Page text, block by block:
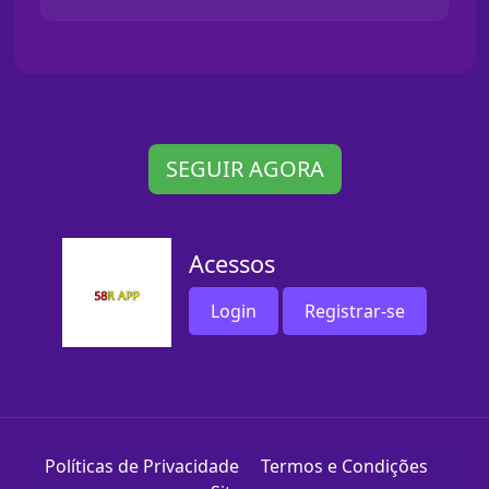
SEGUIR AGORA
Acessos
Login Registrar-se
Políticas de Privacidade
Termos e Condições